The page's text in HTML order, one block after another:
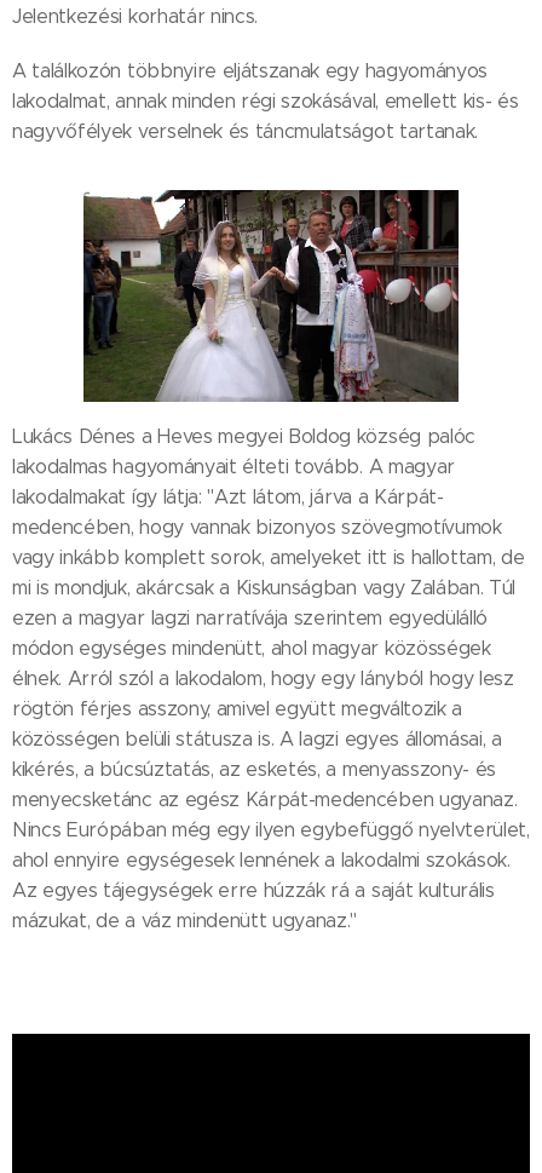
Jelentkezési korhatár nincs.
A találkozón többnyire eljátszanak egy hagyományos
lakodalmat, annak minden régi szokásával, emellett kis- és
nagyvőfélyek verselnek és táncmulatságot tartanak.
Lukács Dénes a Heves megyei Boldog község palóc
lakodalmas hagyományait élteti tovább. A magyar
lakodalmakat így látja: "Azt látom, járva a Kárpát-
medencében, hogy vannak bizonyos szövegmotívumok
vagy inkább komplett sorok, amelyeket itt is hallottam, de
mi is mondjuk, akárcsak a Kiskunságban vagy Zalában. Túl
ezen a magyar lagzi narratívája szerintem egyedülálló
módon egységes mindenütt, ahol magyar közösségek
élnek. Arról szól a lakodalom, hogy egy lányból hogy lesz
rögtön férjes asszony, amivel együtt megváltozik a
közösségen belüli státusza is. A lagzi egyes állomásai, a
kikérés, a búcsúztatás, az esketés, a menyasszony- és
menyecsketánc az egész Kárpát-medencében ugyanaz.
Nincs Európában még egy ilyen egybefüggő nyelvterület,
ahol ennyire egységesek lennének a lakodalmi szokások.
Az egyes tájegységek erre húzzák rá a saját kulturális
mázukat, de a váz mindenütt ugyanaz."